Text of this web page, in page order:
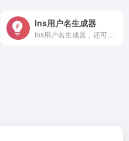
Ins用户名生成器